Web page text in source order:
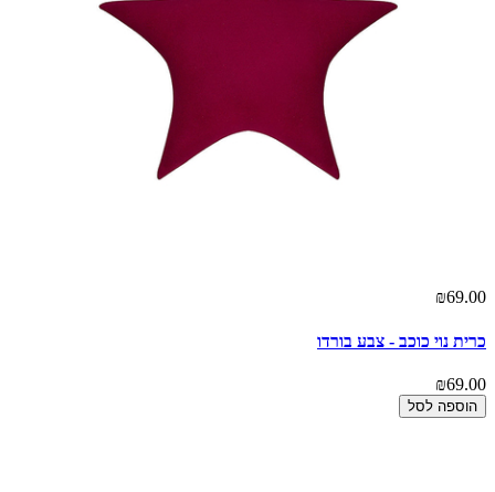
₪69.00
כרית נוי כוכב - צבע בורדו
₪69.00
הוספה לסל